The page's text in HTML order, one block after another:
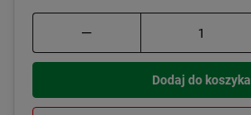
Dodaj do koszyka